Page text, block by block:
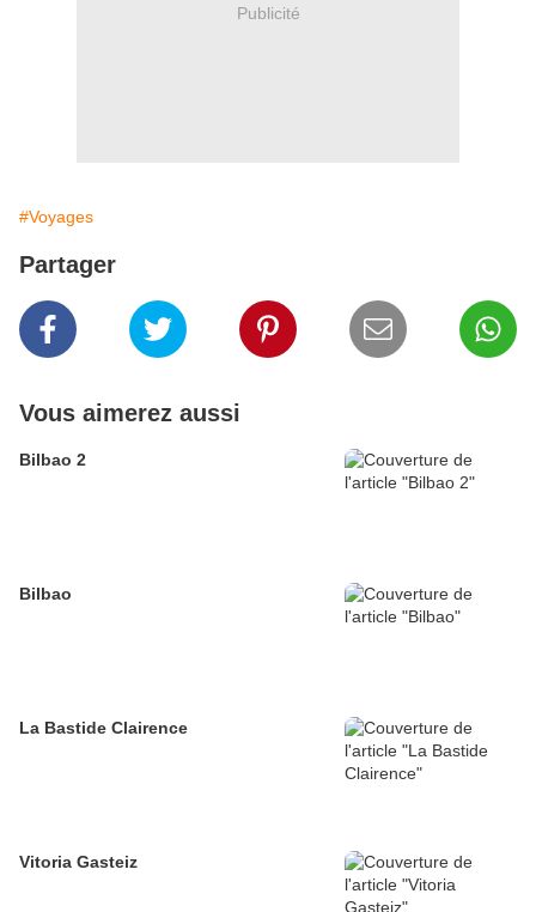
Publicité
#Voyages
Partager
Vous aimerez aussi
Bilbao 2
Bilbao
La Bastide Clairence
Vitoria Gasteiz